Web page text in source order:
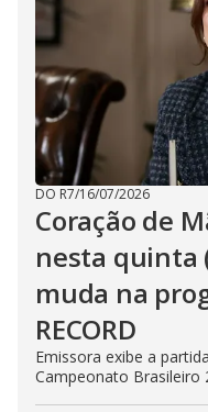
DO R7/16/07/2026
Coração de
nesta quinta
muda na
RECORD
Emissora exibe a
Campeonato Brasileiro